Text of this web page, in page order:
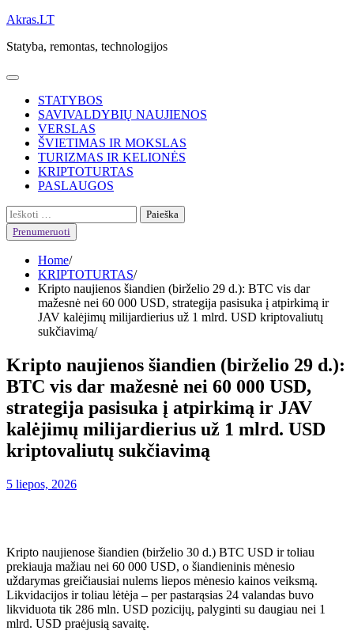
Skip
content
Akras.LT
Statyba, remontas, technologijos
STATYBOS
SAVIVALDYBIŲ NAUJIENOS
VERSLAS
ŠVIETIMAS IR MOKSLAS
TURIZMAS IR KELIONĖS
KRIPTOTURTAS
PASLAUGOS
Ieškoti:
Prenumeruoti
Home
KRIPTOTURTAS
Kripto naujienos šiandien (birželio 29 d.): BTC vis dar
mažesnė nei 60 000 USD, strategija pasisuka į atpirkimą ir
JAV kalėjimų milijardierius už 1 mlrd. USD kriptovaliutų
sukčiavimą
Kripto naujienos šiandien (birželio 29 d.):
BTC vis dar mažesnė nei 60 000 USD,
strategija pasisuka į atpirkimą ir JAV
kalėjimų milijardierius už 1 mlrd. USD
kriptovaliutų sukčiavimą
5 liepos, 2026
Kripto naujienose šiandien (birželio 30 d.) BTC USD ir toliau
prekiauja mažiau nei 60 000 USD, o šiandieninis mėnesio
uždarymas greičiausiai nulems liepos mėnesio kainos veiksmą.
Likvidacijos ir toliau lėtėja – per pastarąsias 24 valandas buvo
likviduota tik 286 mln. USD pozicijų, palyginti su daugiau nei 1
mlrd. USD praėjusią savaitę.